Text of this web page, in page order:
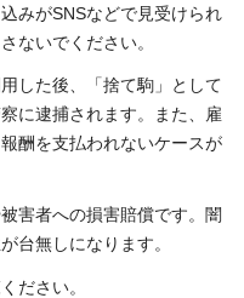
みがSNSなどで見受けられ
ないでください。
した後、「捨て駒」として
に逮捕されます。また、雇
酬を支払われないケースが
害者への損害賠償です。闇
台無しになります。
ださい。